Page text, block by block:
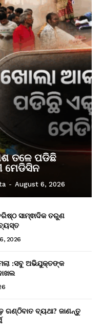
ତଳେ ପଡିଛି
ମେଡିସିନ
- August 6, 2026
ସାମ୍ଵାଦିକ ତରୁଣ
2026
:ସବୁ ଅଭିଯୁକ୍ତଙ୍କ
ଗଣ୍ଠିବାତ ବ୍ୟଥା? ଜାଣନ୍ତୁ